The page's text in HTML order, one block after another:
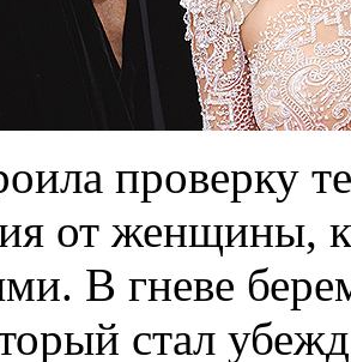
проверку
от женщины,
В гневе
стал